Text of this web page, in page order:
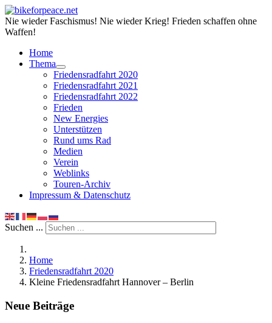
Nie wieder Faschismus! Nie wieder Krieg! Frieden schaffen ohne
Waffen!
Home
Thema
Friedensradfahrt 2020
Friedensradfahrt 2021
Friedensradfahrt 2022
Frieden
New Energies
Unterstützen
Rund ums Rad
Medien
Verein
Weblinks
Touren-Archiv
Impressum & Datenschutz
Suchen ...
Home
Friedensradfahrt 2020
Kleine Friedensradfahrt Hannover – Berlin
Neue Beiträge